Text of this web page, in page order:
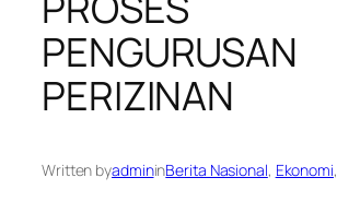
PENGURUSAN
PERIZINAN
Written byadmininBerita Nasional, Ekonomi,